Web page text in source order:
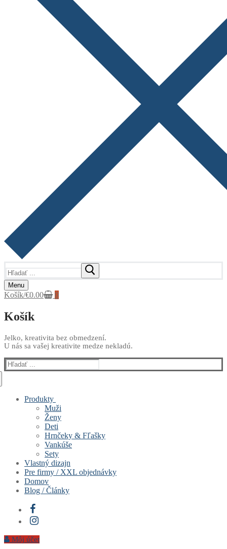
Menu
Košík/€0.00 0
Košík
Jelko, kreativita bez obmedzení.
U nás sa vašej kreativite medze nekladú.
Hľadať:
Produkty
Muži
Ženy
Deti
Hrnčeky & Fľašky
Vankúše
Sety
Vlastný dizajn
Pre firmy / XXL objednávky
Domov
Blog / Články
Môj účet